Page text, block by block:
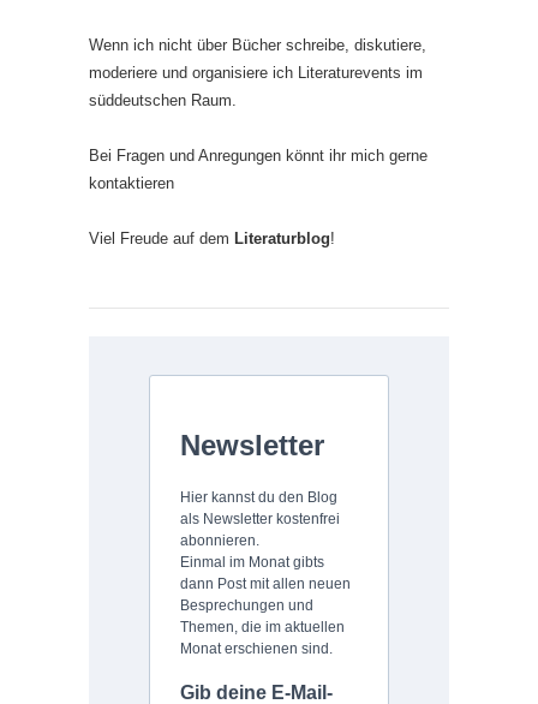
Wenn ich nicht über Bücher schreibe, diskutiere,
moderiere und organisiere ich Literaturevents im
süddeutschen Raum.
Bei Fragen und Anregungen könnt ihr mich gerne
kontaktieren
Viel Freude auf dem Literaturblog!
Newsletter
Hier kannst du den Blog
als Newsletter kostenfrei
abonnieren.
Einmal im Monat gibts
dann Post mit allen neuen
Besprechungen und
Themen, die im aktuellen
Monat erschienen sind.
Gib deine E-Mail-